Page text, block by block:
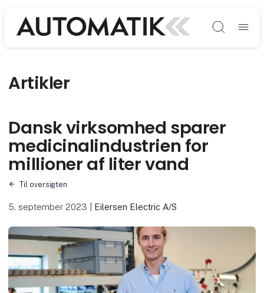
Søg
Artikler
Dansk virksomhed sparer
medicinalindustrien for
millioner af liter vand
Til oversigten
5. september 2023 Eilersen Electric A/S